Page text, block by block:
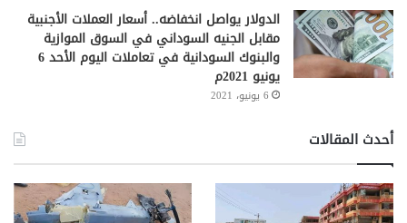
الدولار يواصل انخفاضه.. أسعار العملات الأجنبية
مقابل الجنيه السوداني في السوق الموازية
والبنوك السودانية في تعاملات اليوم الأحد 6
يونيو 2021م
6 يونيو، 2021
أحدث المقالات